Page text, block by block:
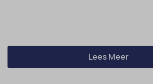
Lees Meer